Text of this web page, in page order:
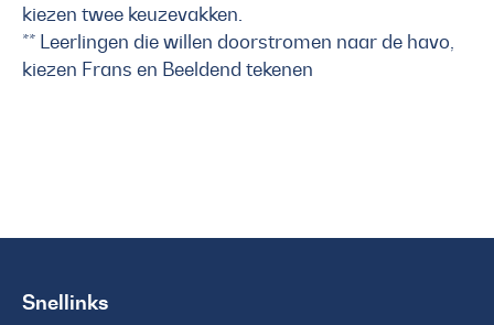
kiezen twee keuzevakken.
** Leerlingen die willen doorstromen naar de havo,
kiezen Frans en Beeldend tekenen
Snellinks